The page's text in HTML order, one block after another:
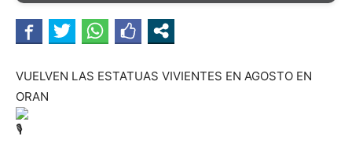
VUELVEN LAS ESTATUAS VIVIENTES EN AGOSTO EN
ORAN